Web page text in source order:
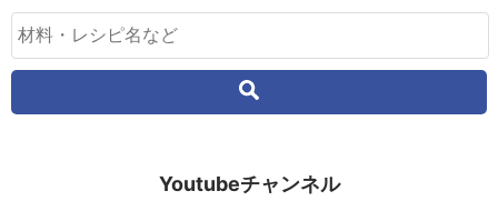
Youtubeチャンネル